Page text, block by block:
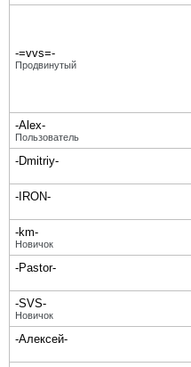
-=vvs=-
Продвинутый
-Alex-
Пользователь
-Dmitriy-
-IRON-
-km-
Новичок
-Pastor-
-SVS-
Новичок
-Алексей-